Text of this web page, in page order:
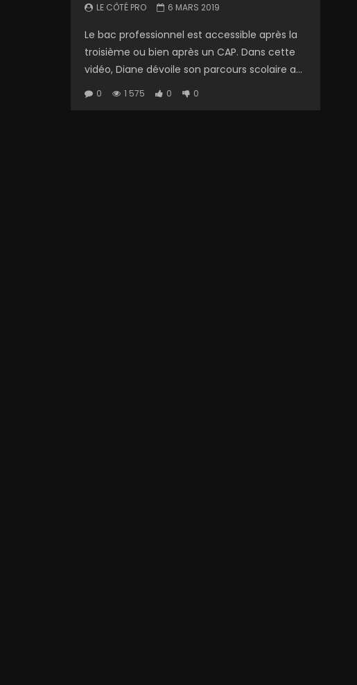
LE CÔTÉ PRO 6 MARS 2019
Le bac professionnel est accessible après la
troisième ou bien après un CAP. Dans cette
vidéo, Diane dévoile son parcours scolaire a...
0 1 575 0 0